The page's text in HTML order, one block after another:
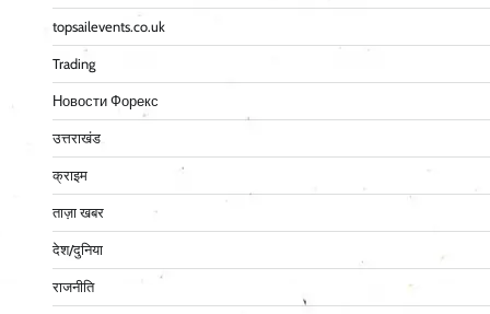
topsailevents.co.uk
Trading
Новости Форекс
उत्तराखंड
क्राइम
ताज़ा खबर
देश/दुनिया
राजनीति